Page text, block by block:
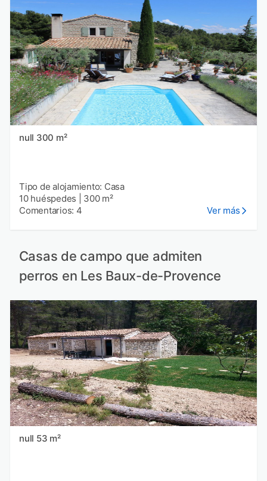
null 300 m²
Tipo de alojamiento: Casa
10 huéspedes
300 m²
Comentarios: 4
Ver más
Casas de campo que admiten
perros en Les Baux-de-Provence
null 53 m²